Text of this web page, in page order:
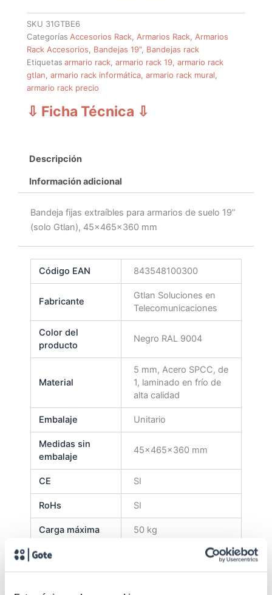
SKU 31GTBE6
Categorías Accesorios Rack Armarios Rack Armarios
Rack Accesorios
Bandejas 19", Bandejas rack
Etiquetas armario rack ,armario rack 19 ,armario rack
gtlan ,armario rack informática ,armario rack mural
armario rack precio
⇩ Ficha Técnica ⇩
Descripción
Información adicional
Bandeja fijas extraíbles para armarios de suelo 19”
(solo Gtlan), 45x465x360 mm
Código EAN 843548100300
Fabricante
Gtlan Soluciones en
Telecomunicaciones
Color del
producto
Negro RAL 9004
Material
5 mm, Acero SPCC, de
1, laminado en frío de
alta calidad
Embalaje Unitario
Medidas sin
embalaje
45x465x360 mm
CE SI
RoHs SI
Carga máxima 50 kg
Fijación